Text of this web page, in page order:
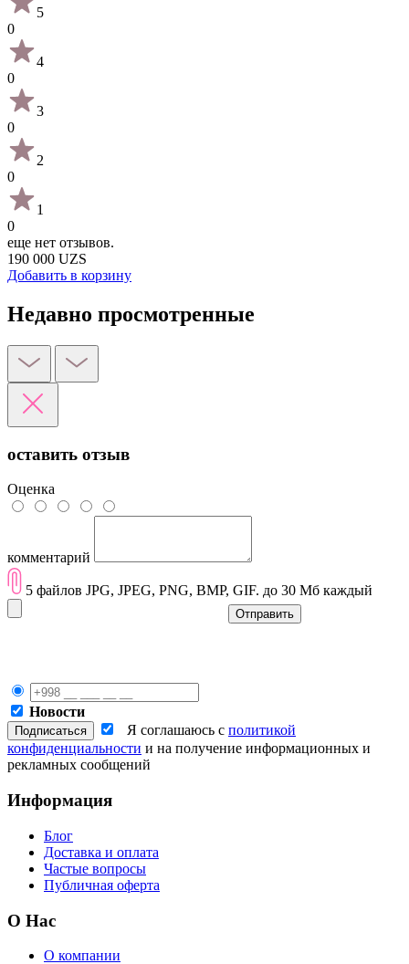
5
0
4
0
3
0
2
0
1
0
еще нет отзывов.
190 000 UZS
Добавить в корзину
Недавно просмотренные
оставить отзыв
Оценка
комментарий
5 файлов JPG, JPEG, PNG, BMP, GIF. до 30 Мб каждый
Отправить
Новости
Я соглашаюсь с политикой
конфиденциальности и на получение информационных и
рекламных сообщений
Информация
Блог
Доставка и оплата
Частые вопросы
Публичная оферта
О Нас
О компании